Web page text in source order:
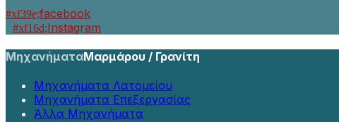
facebook
Instagram
ΜηχανήματαΜαρμάρου / Γρανίτη
Μηχανήματα Λατομείου
Μηχανήματα Επεξεργασίας
Άλλα Μηχανήματα